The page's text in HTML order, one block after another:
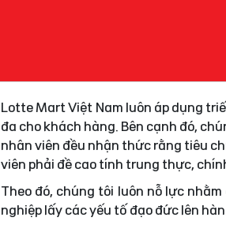
Lotte Mart Việt Nam luôn áp dụng
đa cho khách hàng. Bên cạnh đó,
nhân viên đều nhận thức rằng tiêu
viên phải đề cao tính trung thực,
Theo đó, chúng tôi luôn nỗ lực
nghiệp lấy các yếu tố đạo đức lên